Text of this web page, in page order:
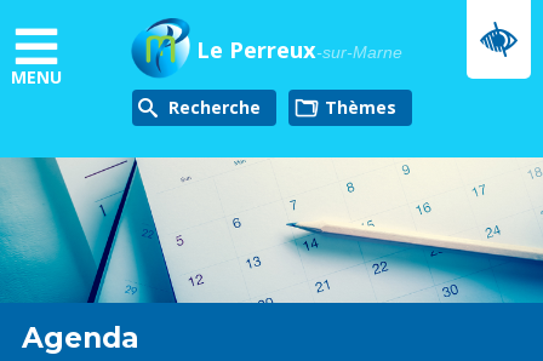
au
contenu
principal
MENU
Le Perreux-sur-Marne
Recherche thèmes
Agenda